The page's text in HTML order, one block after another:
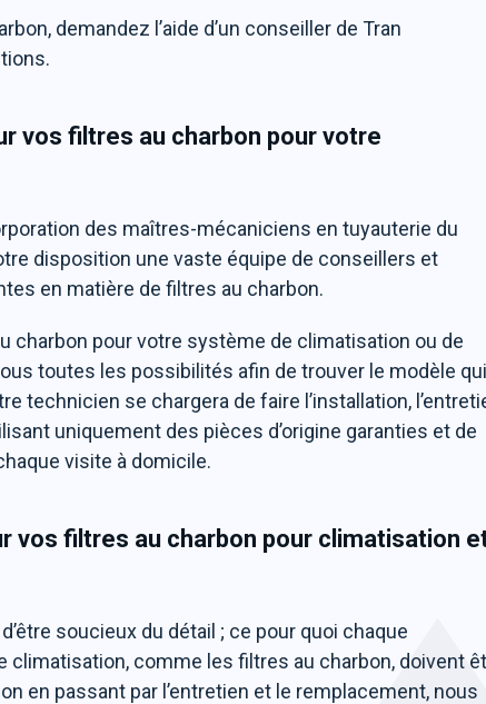
demandez l’aide d’un conseiller de Tran
vos filtres au charbon pour votre
des maîtres-mécaniciens en tuyauterie du
disposition une vaste équipe de conseillers et
en matière de filtres au charbon.
charbon pour votre système de climatisation ou de
toutes les possibilités afin de trouver le modèle qui
technicien se chargera de faire l’installation,
uniquement des pièces d’origine garanties et de
visite à domicile.
vos filtres au charbon pour climatisation
soucieux du détail ; ce pour quoi chaque
comme les filtres au charbon, doivent
en passant par l’entretien et le remplacement, nous